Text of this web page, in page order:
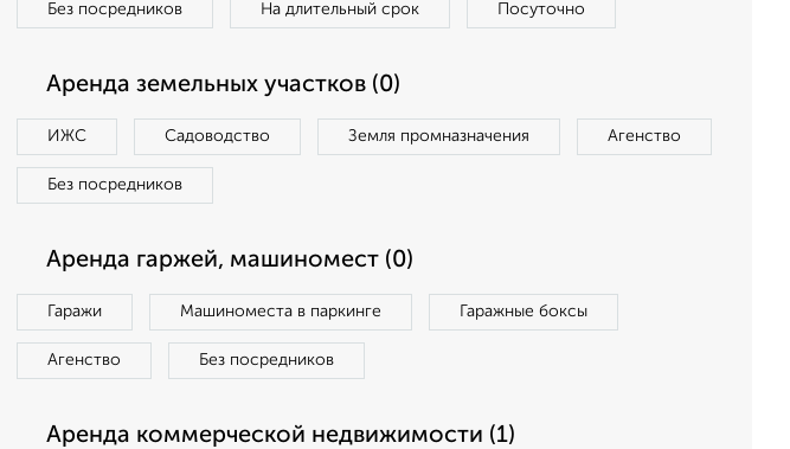
Без посредников На длительный срок Посуточно
Аренда земельных участков (0)
ИЖС Садоводство Земля промназначения Агенство
Без посредников
Аренда гаржей, машиномест (0)
Гаражи Машиноместа в паркинге Гаражные боксы
Агенство Без посредников
Аренда коммерческой недвижимости (1)